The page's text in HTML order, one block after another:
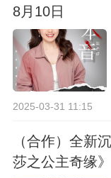
8月10日
2025-03-31 11:15
（合作）全新
莎之公主奇缘